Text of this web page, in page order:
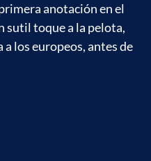
anotación en el
sutil toque a la pelota,
los europeos, antes de